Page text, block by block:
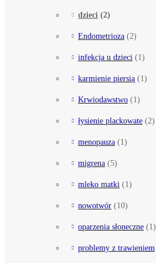
dzieci (2)
Endometrioza (2)
infekcja u dzieci (1)
karmienie piersią (1)
Krwiodawstwo (1)
łysienie plackowate (2)
menopauza (1)
migrena (5)
mleko matki (1)
nowotwór (10)
oparzenia słoneczne (1)
problemy z trawieniem